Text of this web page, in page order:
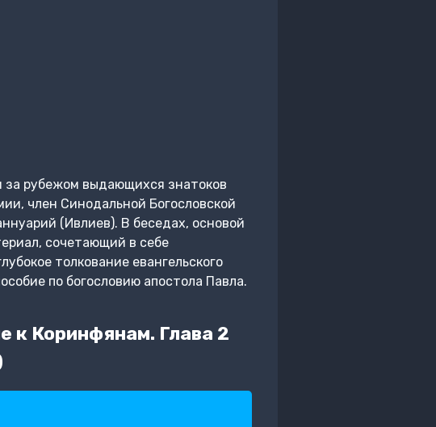
за рубежом выдающихся знатоков
член Синодальной Богословской
(Ивлиев). В беседах, основой
сочетающий в себе
толкование евангельского
по богословию апостола Павла.
к Коринфянам. Глава 2